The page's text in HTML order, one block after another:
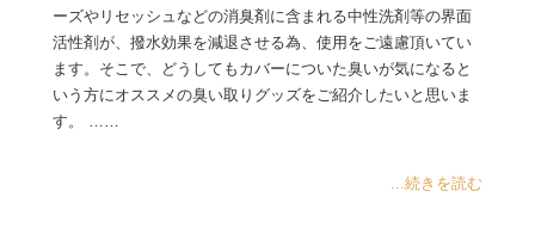
ーズやリセッシュなどの消臭剤に含まれる中性洗剤等の界面
活性剤が、撥水効果を減退させる為、使用をご遠慮頂いてい
ます。そこで、どうしてもカバーについた臭いが気になると
いう方にオススメの臭い取りグッズをご紹介したいと思いま
す。 ……
...続きを読む